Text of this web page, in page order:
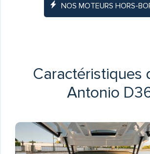
NOS MOTEURS HORS-
Caractéristiques
Antonio